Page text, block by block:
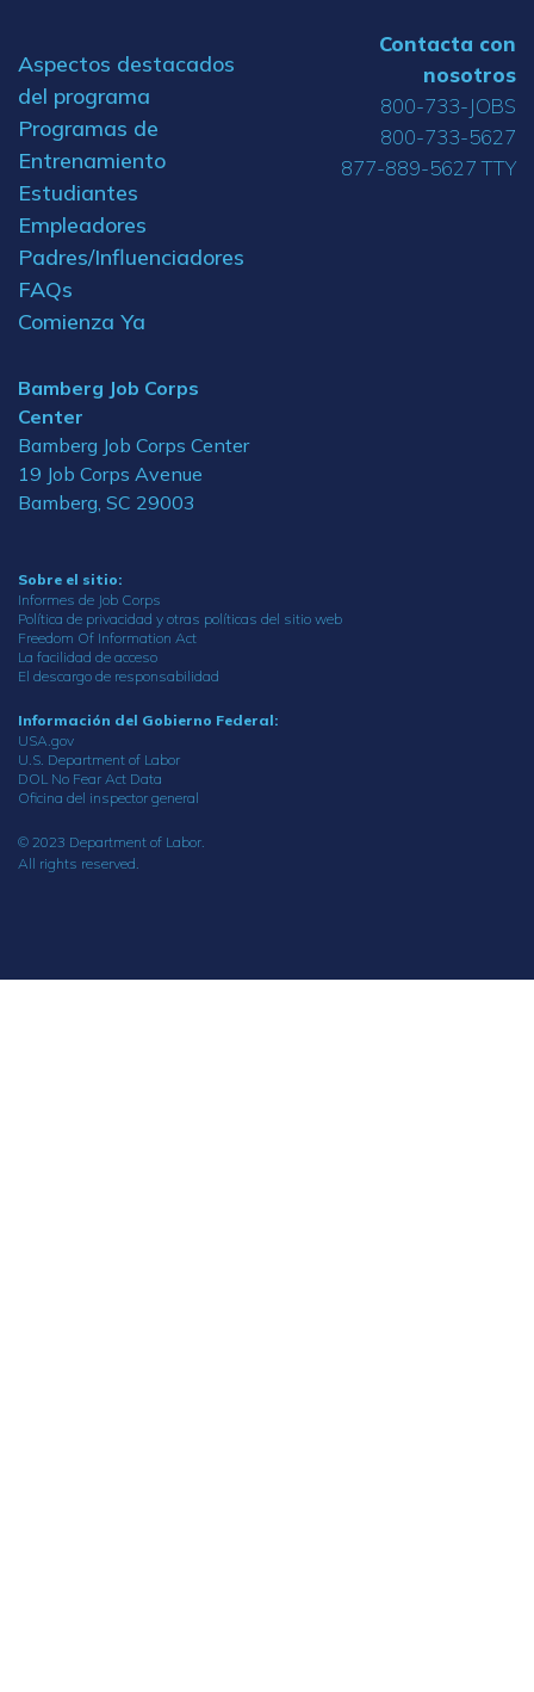
Aspectos destacados
del programa
Programas de
Entrenamiento
Estudiantes
Empleadores
Padres/Influenciadores
FAQs
Comienza Ya
Bamberg Job Corps
Center
Bamberg Job Corps Center
19 Job Corps Avenue
Bamberg, SC 29003
Contacta con
nosotros
800-733-JOBS
800-733-5627
877-889-5627 TTY
Sobre el sitio:
Informes de Job Corps
Política de privacidad y otras políticas del sitio web
Freedom Of Information Act
La facilidad de acceso
El descargo de responsabilidad
Información del Gobierno Federal:
USA.gov
U.S. Department of Labor
DOL No Fear Act Data
Oficina del inspector general
© 2023 Department of Labor.
All rights reserved.